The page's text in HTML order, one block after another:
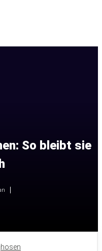
So bleibt sie